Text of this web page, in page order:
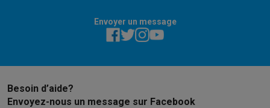
Envoyer un message
Besoin d’aide?
Envoyez-nous un message sur Facebook